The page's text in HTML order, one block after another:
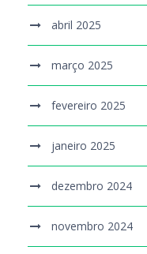
abril 2025
março 2025
fevereiro 2025
janeiro 2025
dezembro 2024
novembro 2024